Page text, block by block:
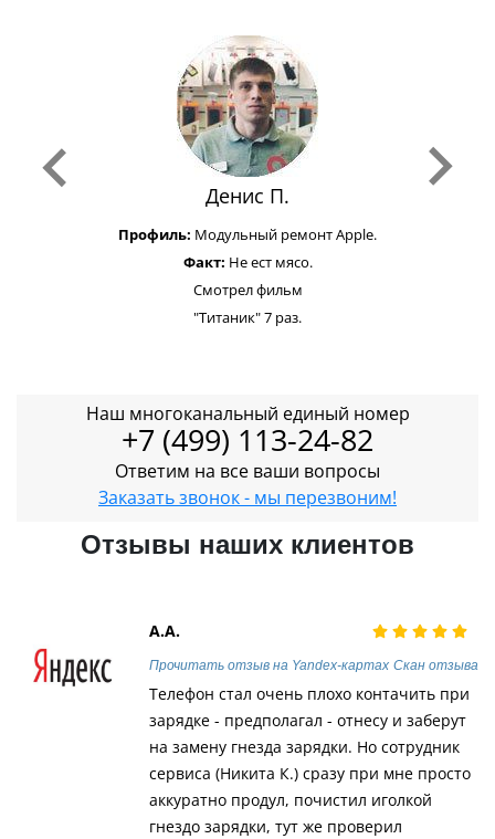
Денис П.
Профиль: Модульный ремонт Apple.
Факт: Не ест мясо.
Смотрел фильм
"Титаник" 7 раз.
Наш многоканальный единый номер
+7 (499) 113-24-82
Ответим на все ваши вопросы
Заказать звонок - мы перезвоним!
Отзывы наших клиентов
А.А.
Прочитать отзыв на Yandex-картах Скан отзыва
Телефон стал очень плохо контачить при
зарядке - предполагал - отнесу и заберут
на замену гнезда зарядки. Но сотрудник
сервиса (Никита К.) сразу при мне просто
аккуратно продул, почистил иголкой
гнездо зарядки, тут же проверил